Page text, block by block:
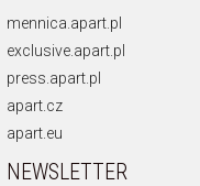
mennica.apart.pl
exclusive.apart.pl
press.apart.pl
apart.cz
apart.eu
NEWSLETTER